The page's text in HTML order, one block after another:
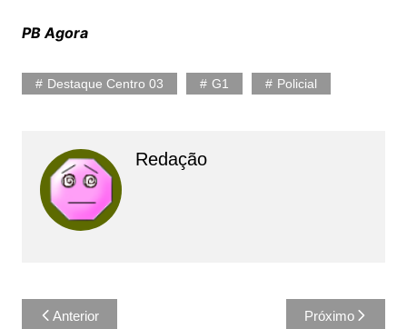
PB Agora
Destaque Centro 03 G1 Policial
Redação
Navegação
Anterior Próximo